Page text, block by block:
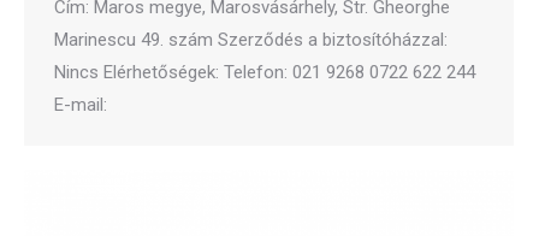
Cím: Maros megye, Marosvásárhely, Str. Gheorghe
Marinescu 49. szám Szerződés a biztosítóházzal:
Nincs Elérhetőségek: Telefon: 021 9268 0722 622 244
E-mail: